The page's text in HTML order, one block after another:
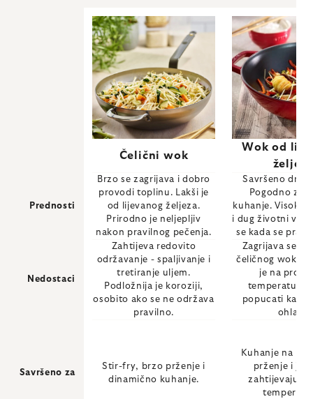
Čelični wok
Wok od
Prednosti
Brzo se zagrijava i dobro
provodi toplinu. Lakši je
od lijevanog željeza.
Prirodno je neljepljiv
nakon pravilnog pečenja.
Savršeno drži
Pogodno za
kuhanje. Visoka
i dug životni
se kada se
Nedostaci
Zahtijeva redovito
održavanje - spaljivanje i
tretiranje uljem.
Podložnija je koroziji,
osobito ako se ne održava
pravilno.
Zagrijava se
čeličnog woka.
je na
temperature i
popucati kada
ohladi.
Savršeno za
Stir-fry, brzo prženje i
dinamično kuhanje.
Kuhanje na
prženje i
zahtijevaju